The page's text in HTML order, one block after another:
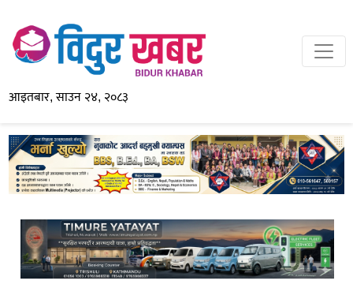
आइतबार, साउन २४, २०८३